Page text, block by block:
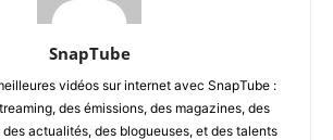
SnapTube
vidéos sur internet avec SnapTube :
des émissions, des magazines, des
actualités, des blogueuses, et des talents